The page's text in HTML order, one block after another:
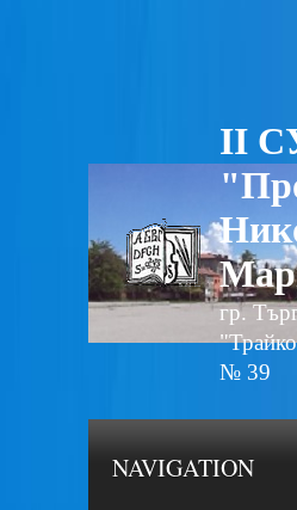
II
гр.
№ 39
NAVIGATION